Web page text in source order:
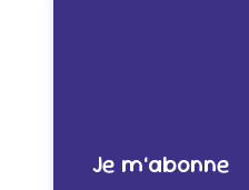
Je m’abonne